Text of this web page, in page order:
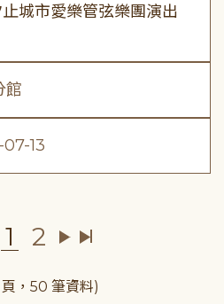
城市愛樂管弦樂團演出
館
13
1 2
，50 筆資料)